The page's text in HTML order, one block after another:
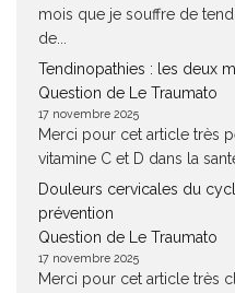
mois que je souffre de
de...
Tendinopathies : les deux
Question de Le Traumato
17 novembre 2025
Merci pour cet article très
vitamine C et D dans la
Douleurs cervicales du
prévention
Question de Le Traumato
17 novembre 2025
Merci pour cet article très